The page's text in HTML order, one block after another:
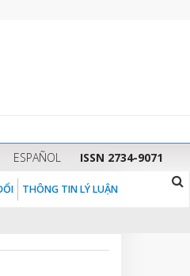
ESPAÑOL ISSN 2734-9071
THÔNG TIN LÝ LUẬN